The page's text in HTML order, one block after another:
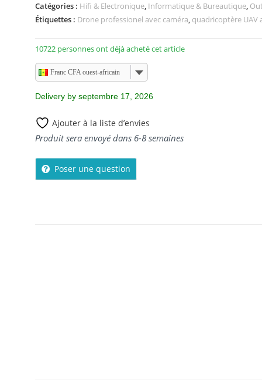
r
5
Catégories : Hifi & Electronique, Informatique & Bureautique,
Étiquettes : Drone professionel avec caméra, quadricoptère UAV
10722 personnes ont déjà acheté cet article
Franc CFA ouest-africain
Delivery by septembre 17, 2026
Ajouter à la liste d’envies
Produit sera envoyé dans 6-8 semaines
Poser une question